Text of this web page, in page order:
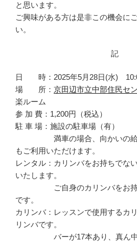
と思います。
ご興味がある方は是非この機会に
い。
記
日 時：2025年5月28日(水)
場 所： 京田辺市立中部住民セ
楽ルーム
参 加 費：1,200円（税込）
駐 車 場：施設の駐車場（有）
満車の場合、向かいの給食
もご利用いただけます。
レンタル：カリンバをお持ちでな
いたします。
ご自身のカリンバをお持ち
です。
カリンバ：レッスンで使用するカ
リンバです。
バーが17本あり、真ん中